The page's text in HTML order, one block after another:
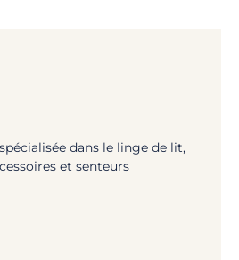
dans le linge de lit,
et senteurs